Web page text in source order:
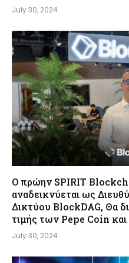
July 30, 2024
Ο πρώην SPIRIT
αναδεικνύεται ως
Δικτύου BlockDAG, Θα
τιμής των Pepe Coin
July 30, 2024